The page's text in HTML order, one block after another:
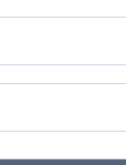
№30
5мг №60